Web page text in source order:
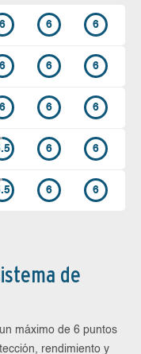
6 6 6
6 6 6
6 6 6
6 6
6 6
de
máximo de 6 puntos
rendimiento y